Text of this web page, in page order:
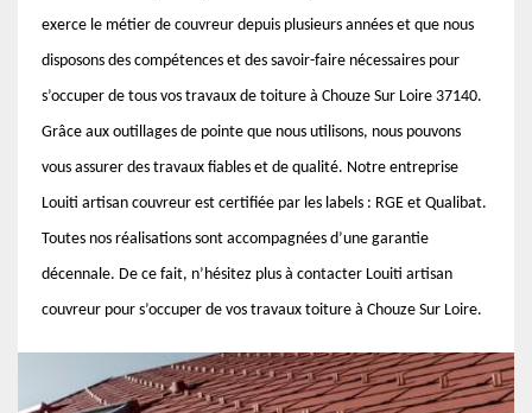
exerce le métier de couvreur depuis plusieurs années et que nous
disposons des compétences et des savoir-faire nécessaires pour
s’occuper de tous vos travaux de toiture à Chouze Sur Loire 37140.
Grâce aux outillages de pointe que nous utilisons, nous pouvons
vous assurer des travaux fiables et de qualité. Notre entreprise
Louiti artisan couvreur est certifiée par les labels : RGE et Qualibat.
Toutes nos réalisations sont accompagnées d’une garantie
décennale. De ce fait, n’hésitez plus à contacter Louiti artisan
couvreur pour s’occuper de vos travaux toiture à Chouze Sur Loire.